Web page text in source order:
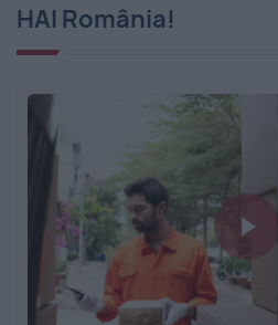
HAI România!